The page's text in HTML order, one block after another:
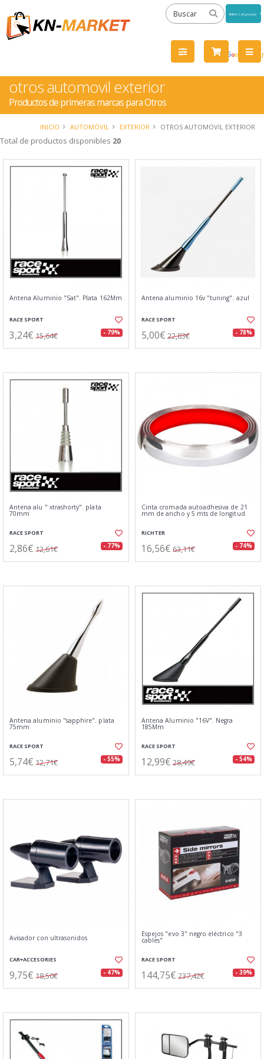
by
otros automovil exterior
Productos de primeras marcas para Otros
INICIO AUTOMÓVIL EXTERIOR OTROS AUTOMOVIL EXTERIOR
Total de productos disponibles 20
Antena Aluminio "Sat". Plata 162Mm
RACE SPORT
3,24€ 15,64€ - 79%
Antena aluminio 16v "tuning". azul
RACE SPORT
5,00€ 22,83€ - 78%
Antena alu " xtrashorty". plata
70mm
RACE SPORT
2,86€ 12,61€ - 77%
Cinta cromada autoadhesiva de 21
mm de ancho y 5 mts de longitud
RICHTER
16,56€ 63,11€ - 74%
Antena aluminio "sapphire". plata
75mm
RACE SPORT
5,74€ 12,71€ - 55%
Antena Aluminio "16V". Negra
185Mm
RACE SPORT
12,99€ 28,49€ - 54%
Avisador con ultrasonidos
CAR+ACCESORIES
9,75€ 18,50€ - 47%
Espejos "evo 3" negro eléctrico "3
cables"
RACE SPORT
144,75€ 237,42€ - 39%